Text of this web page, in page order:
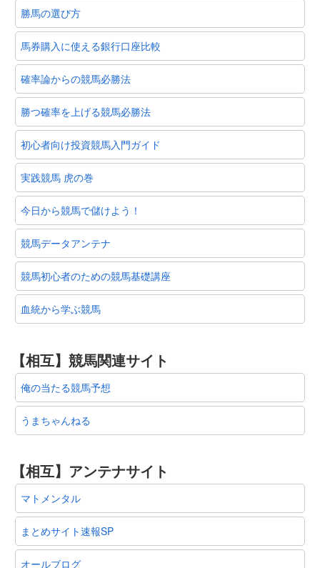
勝馬の選び方
馬券購入に使える銀行口座比較
確率論からの競馬必勝法
勝つ確率を上げる競馬必勝法
初心者向け投資競馬入門ガイド
実践競馬 虎の巻
今日から競馬で儲けよう！
競馬データアンテナ
競馬初心者のための競馬基礎講座
血統から学ぶ競馬
【相互】競馬関連サイト
俺の当たる競馬予想
うまちゃんねる
【相互】アンテナサイト
マトメンタル
まとめサイト速報SP
オールブログ